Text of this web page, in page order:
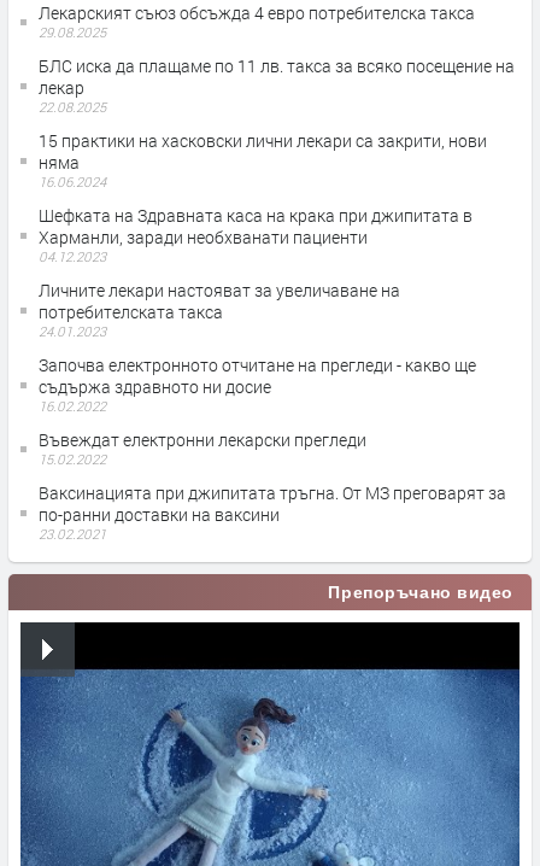
Лекарският съюз обсъжда 4 евро потребителска такса
29.08.2025
БЛС иска да плащаме по 11 лв. такса за всяко посещение на
лекар
22.08.2025
15 практики на хасковски лични лекари са закрити, нови
няма
16.06.2024
Шефката на Здравната каса на крака при джипитата в
Харманли, заради необхванати пациенти
04.12.2023
Личните лекари настояват за увеличаване на
потребителската такса
24.01.2023
Започва електронното отчитане на прегледи - какво ще
съдържа здравното ни досие
16.02.2022
Въвеждат електронни лекарски прегледи
15.02.2022
Ваксинацията при джипитата тръгна. От МЗ преговарят за
по-ранни доставки на ваксини
23.02.2021
Препоръчано видео